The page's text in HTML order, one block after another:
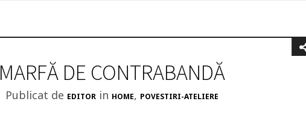
MARFĂ DE CONTRABANDĂ
Publicat de EDITOR in HOME, POVESTIRI-ATELIERE